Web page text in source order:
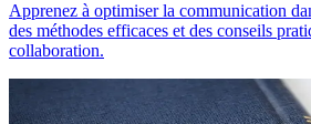
Apprenez à optimiser la communication
des méthodes efficaces et des conseils
collaboration.